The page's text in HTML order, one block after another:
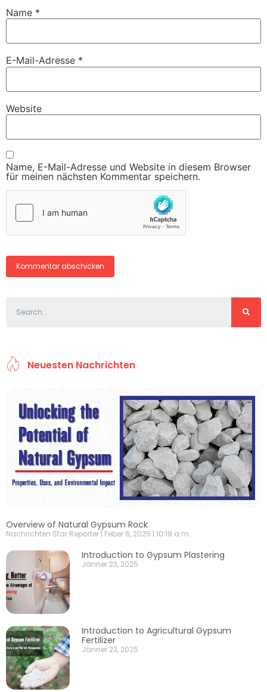
Name *
E-Mail-Adresse *
Website
Name, E-Mail-Adresse und Website in diesem Browser
für meinen nächsten Kommentar speichern.
Neuesten Nachrichten
Overview of Natural Gypsum Rock
Nachrichten Star Reporter Feber 6, 2025 10:19 a.m.
Introduction to Gypsum Plastering
Jänner 23, 2025
Introduction to Agricultural Gypsum
Fertilizer
Jänner 23, 2025